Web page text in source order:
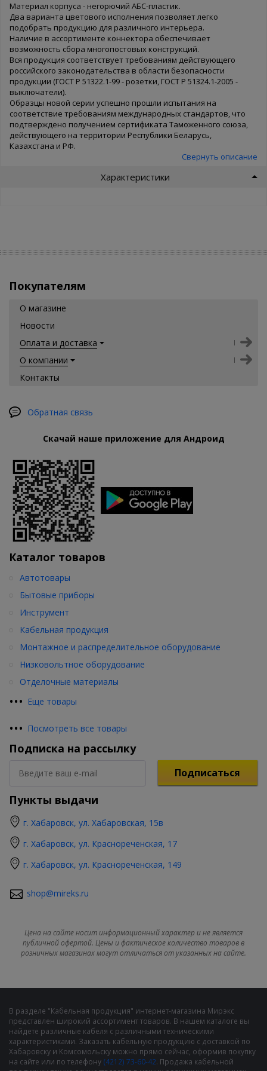
Материал корпуса - негорючий АБС-пластик.
Два варианта цветового исполнения позволяет легко
подобрать продукцию для различного интерьера.
Наличие в ассортименте коннектора обеспечивает
возможность сбора многопостовых конструкций.
Вся продукция соответствует требованиям действующего
российского законодательства в области безопасности
продукции (ГОСТ Р 51322.1-99 - розетки, ГОСТ Р 51324.1-2005 -
выключатели).
Образцы новой серии успешно прошли испытания на
соответствие требованиям международных стандартов, что
подтверждено получением сертификата Таможенного союза,
действующего на территории Республики Беларусь,
Казахстана и РФ.
Свернуть описание
Характеристики
Покупателям
О магазине
Новости
Оплата и доставка
О компании
Контакты
Обратная связь
Скачай наше приложение для Андроид
Каталог товаров
••• Еще товары
Автотовары
Бытовые приборы
Инструмент
Кабельная продукция
Монтажное и распределительное оборудование
Низковольтное оборудование
Отделочные материалы
••• Посмотреть все товары
Подписка на рассылку
Подписаться
Пункты выдачи
г. Хабаровск, ул. Хабаровская, 15в
г. Хабаровск, ул. Краснореченская, 17
г. Хабаровск, ул. Краснореченская, 149
shop@mireks.ru
Цена на сайте носит информационный характер и не является
публичной офертой. Цены и фактическое количество товаров в
розничных магазинах могут отличаться от указанных на сайте.
В разделе "Кабельная продукция" интернет-магазина Мирэкс
представлен широкий ассортимент товаров. В нашем каталоге вы
найдете различные кабеля с различными техническими
характеристиками. Заказать кабельную продукцию с доставкой по
Хабаровску и Комсомольску можно прямо сейчас, оформив покупку
на сайте или по телефону (4212) 73-60-42. Продажа кабельной